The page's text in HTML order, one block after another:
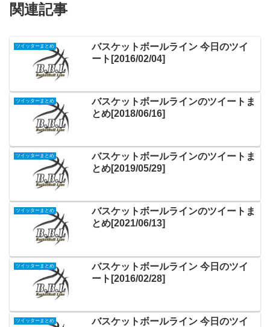
関連記事
ツイッターまとめ
バスケットボールライン 今日のツイ
ート[2016/02/04]
ツイッターまとめ
バスケットボールラインのツイートま
とめ[2018/06/16]
ツイッターまとめ
バスケットボールラインのツイートま
とめ[2019/05/29]
ツイッターまとめ
バスケットボールラインのツイートま
とめ[2021/06/13]
ツイッターまとめ
バスケットボールライン 今日のツイ
ート[2016/02/28]
ツイッターまとめ
バスケットボールライン 今日のツイ